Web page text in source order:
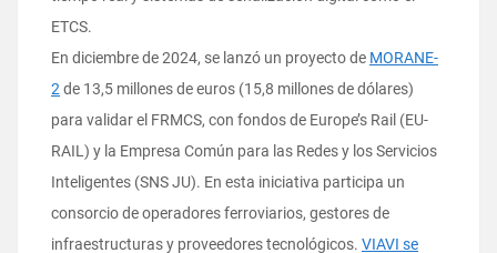
ETCS.
En diciembre de 2024, se lanzó un proyecto de MORANE-
2de 13,5 millones de euros (15,8 millones de dólares)
para validar el FRMCS, con fondos de Europe’s Rail (EU-
RAIL) y la Empresa Común para las Redes y los Servicios
Inteligentes (SNS JU). En esta iniciativa participa un
consorcio de operadores ferroviarios, gestores de
infraestructuras y proveedores tecnológicos. VIAVI se